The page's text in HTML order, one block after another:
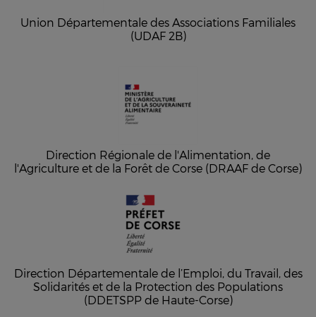
Union Départementale des Associations Familiales
(UDAF 2B)
Direction Régionale de l'Alimentation, de
l'Agriculture et de la Forêt de Corse (DRAAF de Corse)
Direction Départementale de l’Emploi, du Travail, des
Solidarités et de la Protection des Populations
(DDETSPP de Haute-Corse)